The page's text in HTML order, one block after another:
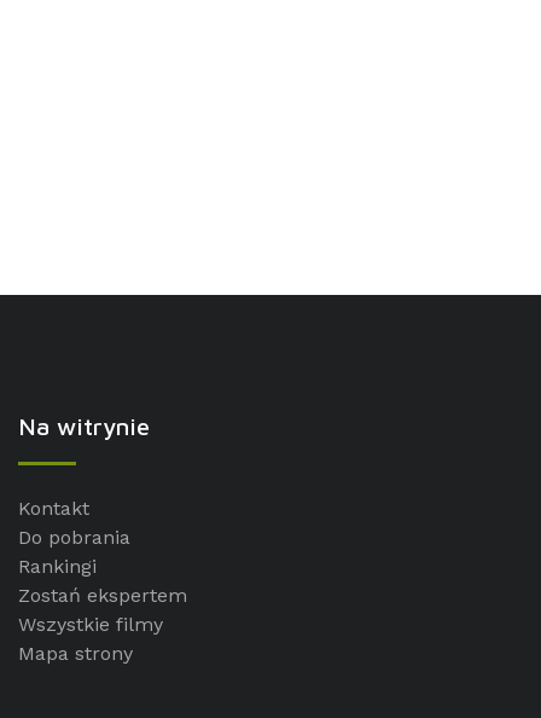
Na witrynie
Kontakt
Do pobrania
Rankingi
Zostań ekspertem
Wszystkie filmy
Mapa strony